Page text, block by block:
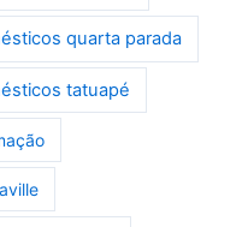
quarta parada
tatuapé